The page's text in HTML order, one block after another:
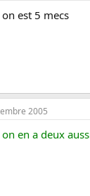
est 5 mecs
2005
en a deux